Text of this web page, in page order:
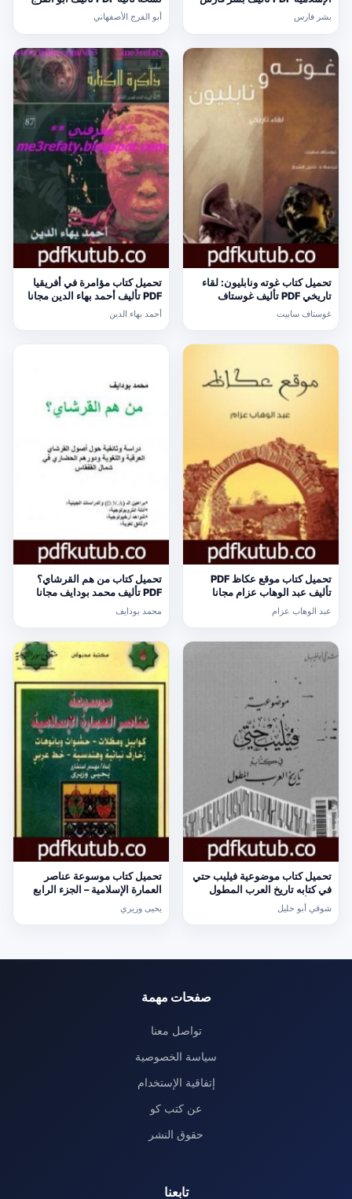
مجانا [كامل]
بشر فارس
الأصفهاني مجانا [كامل]
أبو الفرج الأصفهاني
تحميل كتاب غوته ونابليون: لقاء
تاريخي PDF تأليف غوستاف
سابيت مجانا [كامل]
غوستاف سابيت
تحميل كتاب مؤامرة في أفريقيا
PDF تأليف أحمد بهاء الدين مجانا
[كامل]
أحمد بهاء الدين
تحميل كتاب موقع عكاظ PDF
تأليف عبد الوهاب عزام مجانا
[كامل]
عبد الوهاب عزام
تحميل كتاب من هم القرشاي؟
PDF تأليف محمد بودايف مجانا
محمد بودايف
تحميل كتاب موضوعية فيليب حتي
في كتابه تاريخ العرب المطول
PDF تأليف شوقي أبو خليل مجانا
[كامل]
شوقي أبو خليل
تحميل كتاب موسوعة عناصر
العمارة الإسلامية – الجزء الرابع
[كامل]
يحيى وزيري
صفحات مهمة
تواصل معنا
سياسة الخصوصية
إتفاقية الإستخدام
عن كتب كو
حقوق النشر
تابعنا